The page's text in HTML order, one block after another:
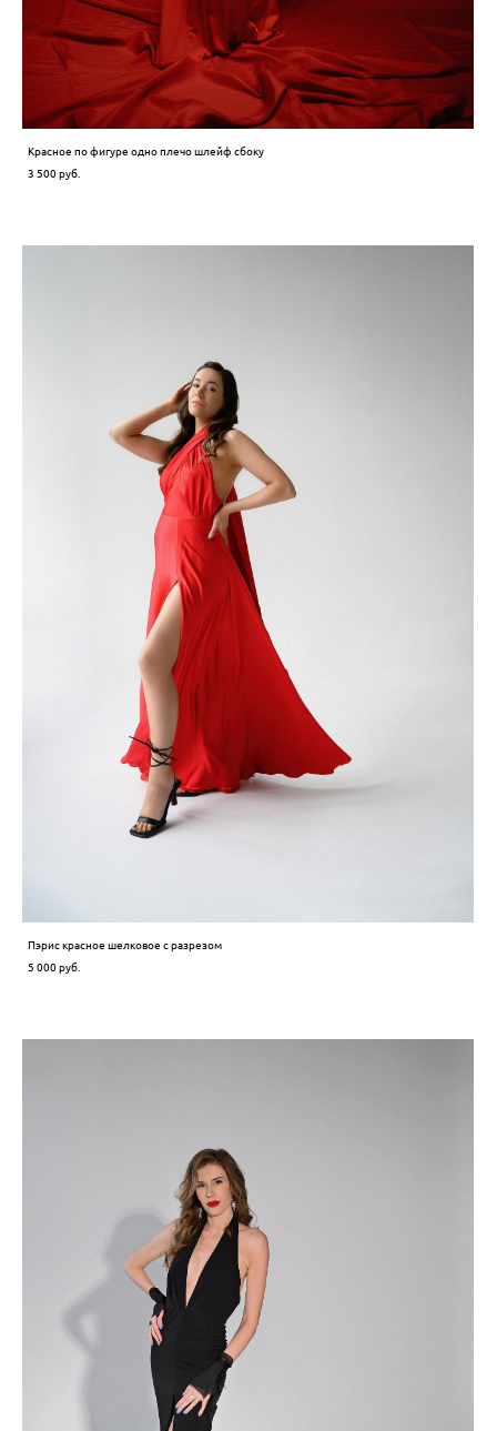
Красное по фигуре одно плечо шлейф сбоку
3 500 pуб.
Пэрис красное шелковое с разрезом
5 000 pуб.